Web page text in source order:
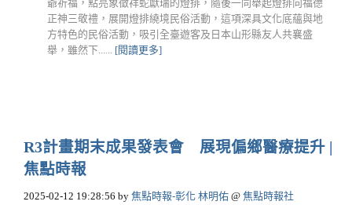
爺祈福，點亮象徵祥蛇獻瑞的燈排，隨後一同舉起燈排向福德
正神三敬禮，展開燈排繞境民俗活動，這項深具文化底蘊與地
方特色的民俗活動，吸引全臺遊客及日本山形縣友人共襄盛
舉，雖然下...... [閱讀更多]
R3計畫期末成果發表會 展現偏鄉醫療提升 |
焦點時報
2025-02-12 19:28:56 by 焦點時報-彰化 林明佑 @ 焦點時報社